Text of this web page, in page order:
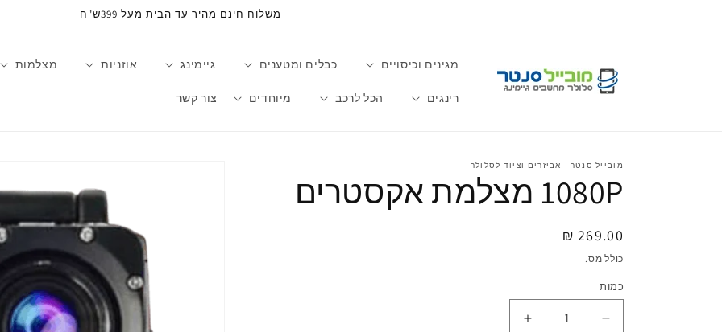
משלוח חינם מהיר עד הבית מעל 399ש"ח
מגינים וכיסויים כבלים ומטענים גיימינג אוזניות מצלמות
רינגים הכל לרכב מיוחדים צור קשר
מובייל סנטר - אביזרים וציוד לסלולר
1080P מצלמת אקסטרים
מחיר
רגיל
269.00 ₪
כולל מס.
כמות